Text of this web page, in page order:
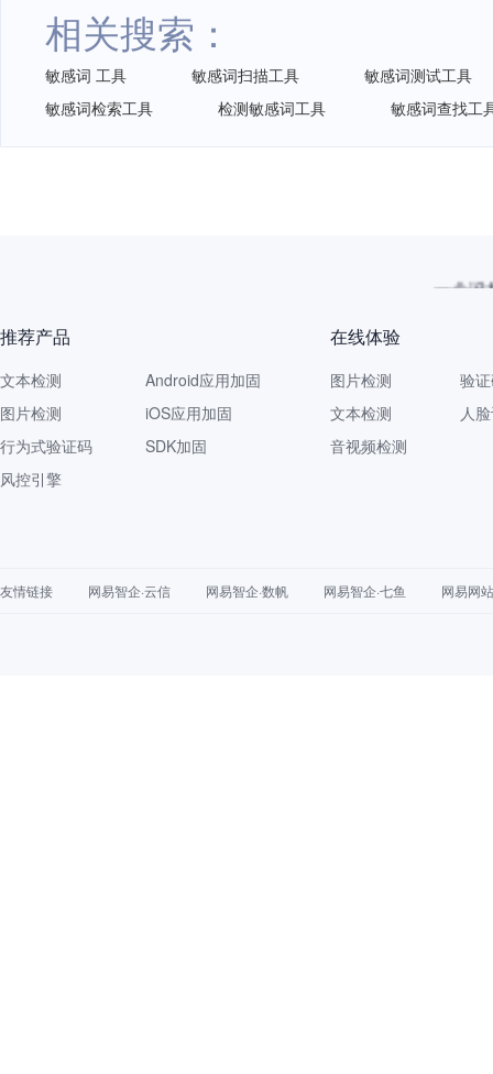
相关搜索：
敏感词 工具 敏感词扫描工具
敏感词测试工具
敏感词检索工具
检测敏感词工具 敏感词查找工
推荐产品
文本检测
图片检测
行为式验证码
风控引擎
Android应用加固
iOS应用加固
SDK加固
在线体验
图片检测
文本检测
音视频检测
验
人
友情链接 网易智企·云信 网易智企·数帆 网易智企·七鱼 网易网